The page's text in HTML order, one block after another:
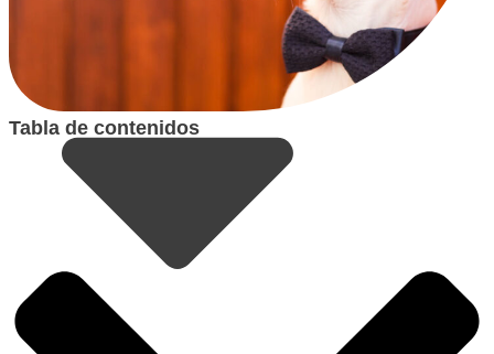
Tabla de contenidos